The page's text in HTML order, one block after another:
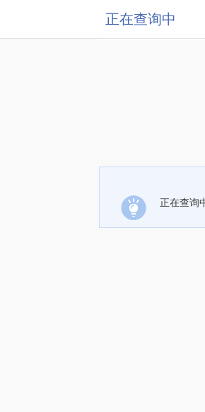
正在查询中
正在查询